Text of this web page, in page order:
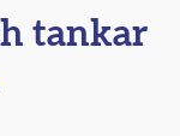
tankar